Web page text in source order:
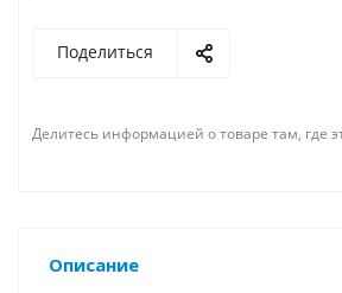
Поделиться
Делитесь информацией о товаре там, где
Описание